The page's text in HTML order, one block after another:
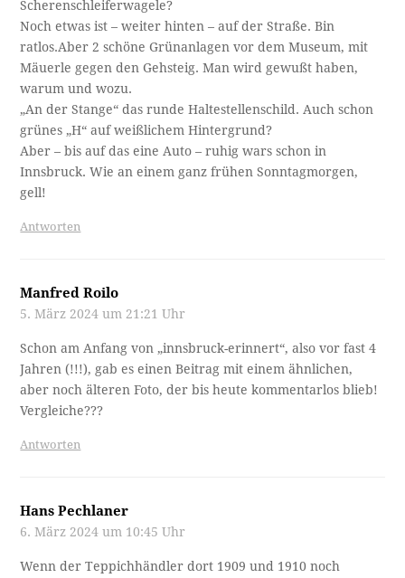
Scherenschleiferwagele?
Noch etwas ist – weiter hinten – auf der Straße. Bin
ratlos.Aber 2 schöne Grünanlagen vor dem Museum, mit
Mäuerle gegen den Gehsteig. Man wird gewußt haben,
warum und wozu.
„An der Stange“ das runde Haltestellenschild. Auch schon
grünes „H“ auf weißlichem Hintergrund?
Aber – bis auf das eine Auto – ruhig wars schon in
Innsbruck. Wie an einem ganz frühen Sonntagmorgen,
gell!
Antworten
Manfred Roilo
5. März 2024 um 21:21 Uhr
Schon am Anfang von „innsbruck-erinnert“, also vor fast 4
Jahren (!!!), gab es einen Beitrag mit einem ähnlichen,
aber noch älteren Foto, der bis heute kommentarlos blieb!
Vergleiche???
Antworten
Hans Pechlaner
6. März 2024 um 10:45 Uhr
Wenn der Teppichhändler dort 1909 und 1910 noch